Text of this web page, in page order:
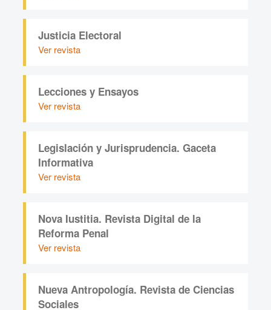
Justicia Electoral
Ver revista
Lecciones y Ensayos
Ver revista
Legislación y Jurisprudencia. Gaceta
Informativa
Ver revista
Nova Iustitia. Revista Digital de la
Reforma Penal
Ver revista
Nueva Antropología. Revista de Ciencias
Sociales